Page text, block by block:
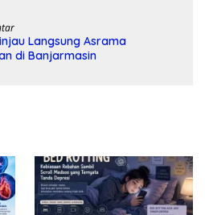
Langsung Asrama
di Banjarmasin